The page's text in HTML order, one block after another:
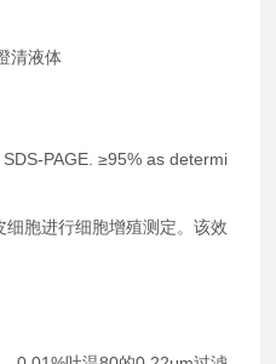
清液体
PAGE. ≥95% as determi
胞进行细胞增殖测定。该效